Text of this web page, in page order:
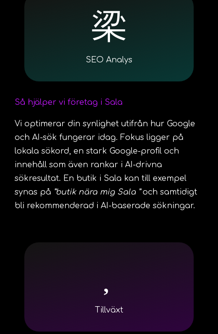
SEO Analys
Så hjälper vi företag i Sala
Vi optimerar din synlighet utifrån hur Google
och AI-sök fungerar idag. Fokus ligger på
lokala sökord, en stark Google-profil och
innehåll som även rankar i AI-drivna
sökresultat. En butik i Sala kan till exempel
synas på ”butik nära mig Sala ”och samtidigt
bli rekommenderad i AI-baserade sökningar.
Tillväxt